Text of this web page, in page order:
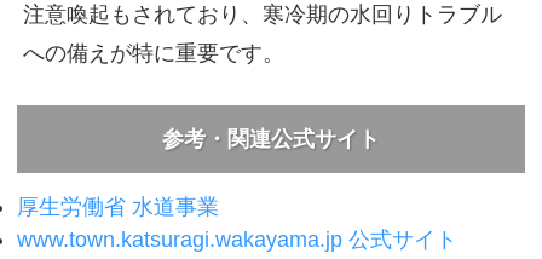
注意喚起もされており、寒冷期の水回りトラブル
への備えが特に重要です。
参考・関連公式サイト
厚生労働省 水道事業
www.town.katsuragi.wakayama.jp 公式サイト